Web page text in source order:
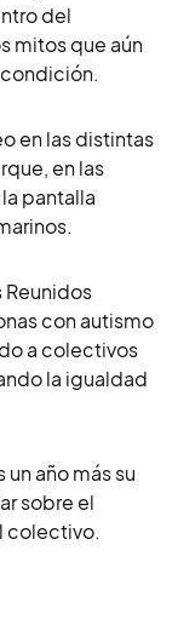
del
mitos que aún
en las distintas
en las
pantalla
Reunidos
con autismo
a colectivos
la igualdad
año más su
sobre el
colectivo.